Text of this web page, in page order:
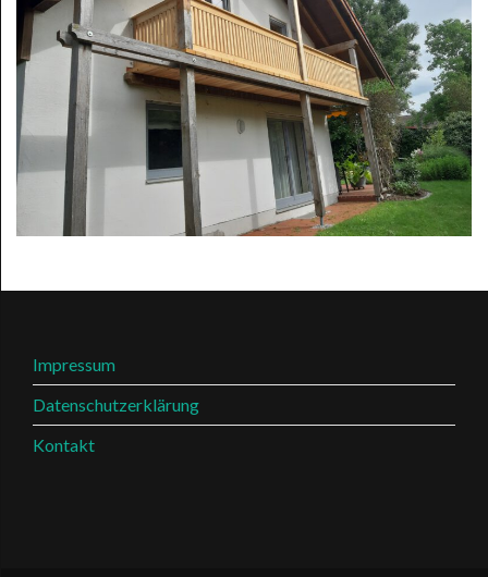
Impressum
Datenschutzerklärung
Kontakt